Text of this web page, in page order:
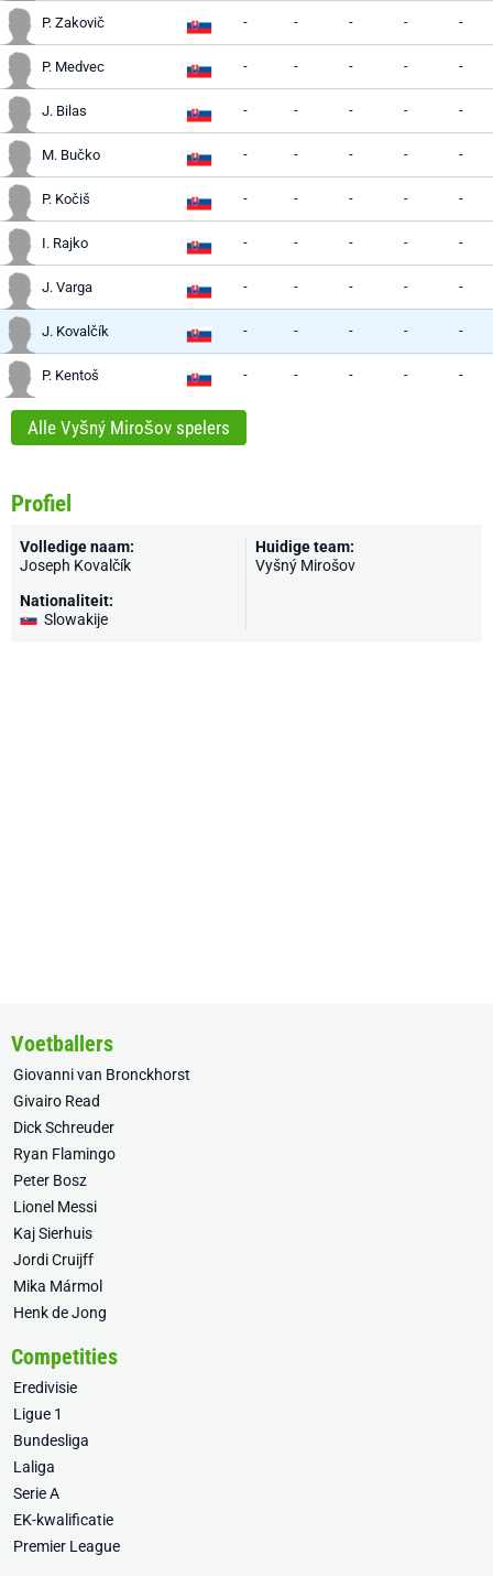
P. Zakovič - - - - -
P. Medvec - - - - -
J. Bilas - - - - -
M. Bučko - - - - -
P. Kočiš - - - - -
I. Rajko - - - - -
J. Varga - - - - -
J. Kovalčík - - - - -
P. Kentoš - - - - -
Alle Vyšný Mirošov spelers
Profiel
Volledige naam:
Joseph Kovalčík
Nationaliteit:
Slowakije
Huidige team:
Vyšný Mirošov
Voetballers
Giovanni van Bronckhorst
Givairo Read
Dick Schreuder
Ryan Flamingo
Peter Bosz
Lionel Messi
Kaj Sierhuis
Jordi Cruijff
Mika Mármol
Henk de Jong
Competities
Eredivisie
Ligue 1
Bundesliga
Laliga
Serie A
EK-kwalificatie
Premier League